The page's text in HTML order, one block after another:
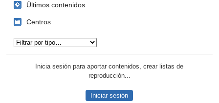
Últimos contenidos
Centros
Inicia sesión para aportar contenidos, crear listas de
reproducción...
Iniciar sesión